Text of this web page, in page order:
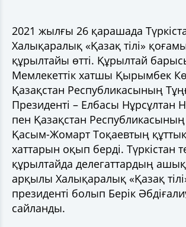
2021 жылғы 26 қарашада
Халықаралық «Қазақ тілі»
құрылтайы өтті. Құрылтай
Мемлекеттік хатшы Қырымбек
Қазақстан Республикасының
Президенті – Елбасы Нұрсұлтан
пен Қазақстан Республикасының
Қасым-Жомарт Тоқаевтың
хаттарын оқып берді. Түркістан
құрылтайда делегаттардың
арқылы Халықаралық «Қазақ
президенті болып Берік
сайланды.